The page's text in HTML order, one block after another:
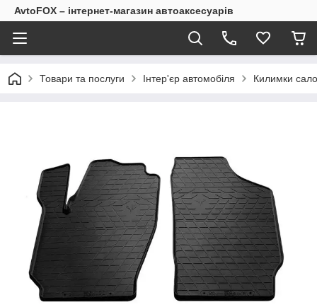
AvtoFOX – інтернет-магазин автоаксесуарів
Товари та послуги Інтер'єр автомобіля Килимки